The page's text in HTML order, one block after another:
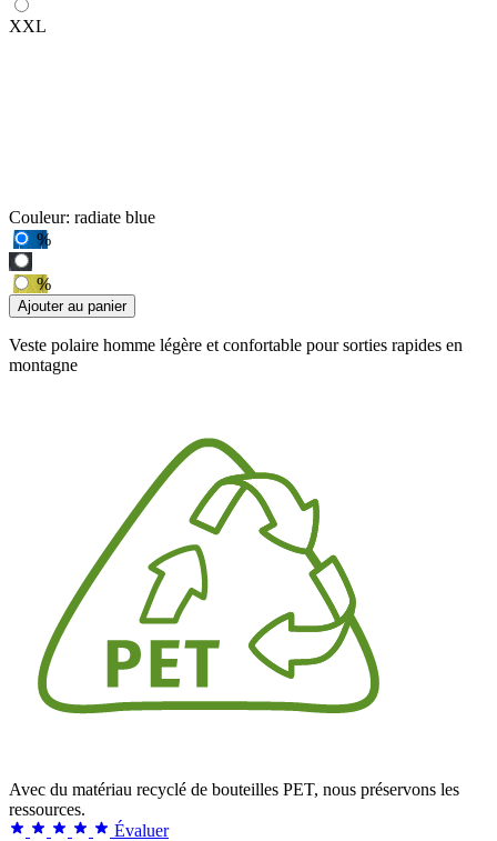
XXL
Couleur: radiate blue
%
%
Ajouter au panier
Veste polaire homme légère et confortable pour sorties rapides en
montagne
Avec du matériau recyclé de bouteilles PET, nous préservons les
ressources.
Évaluer